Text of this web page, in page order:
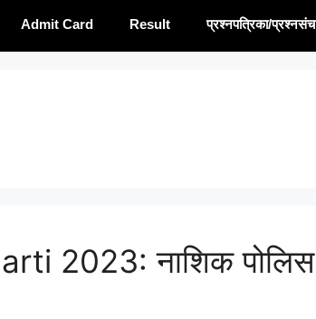
Admit Card Result प्रश्नपत्रिका/प्रश्नसंच
2023: नाशिक पोलिस